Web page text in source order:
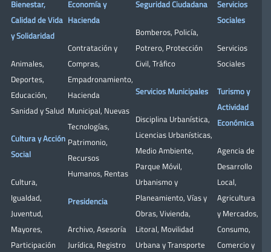
Bienestar,
Calidad de Vida
y Solidaridad
Animales,
Deportes,
Educación,
Sanidad y Salud
Cultura y Acción
Social
Cultura,
Igualdad,
Juventud,
Mayores,
Participación
Economía y
Hacienda
Contratación y
Compras,
Empadronamiento,
Hacienda
Municipal, Nuevas
Tecnologías,
Patrimonio,
Recursos
Humanos, Rentas
Presidencia
Archivo, Asesoría
Jurídica, Registro
Seguridad Ciudadana
Bomberos, Policía,
Potrero, Protección
Civil, Tráfico
Servicios Municipales
Disciplina Urbanística,
Licencias Urbanísticas,
Medio Ambiente,
Parque Móvil,
Urbanismo y
Planeamiento, Vías y
Obras, Vivienda,
Litoral, Movilidad
Urbana y Transporte
Servicios
Sociales
Servicios
Sociales
Turismo y
Actividad
Económica
Agencia de
Desarrollo
Local,
Agricultura
y Mercados,
Consumo,
Comercio y